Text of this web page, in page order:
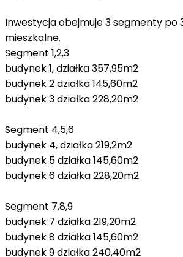
Inwestycja obejmuje 3 segmenty po
mieszkalne.
Segment 1,2,3
budynek 1, działka 357,95m2
budynek 2 działka 145,60m2
budynek 3 działka 228,20m2
Segment 4,5,6
budynek 4, działka 219,2m2
budynek 5 działka 145,60m2
budynek 6 działka 228,20m2
Segment 7,8,9
budynek 7 działka 219,20m2
budynek 8 działka 145,60m2
budynek 9 działka 240,40m2